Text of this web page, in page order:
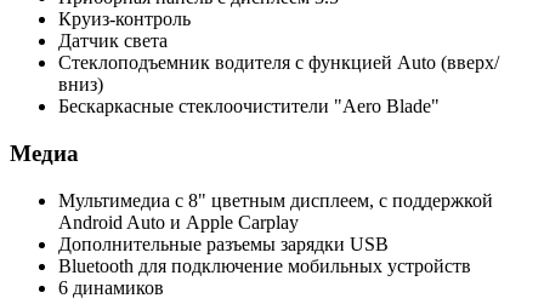
Круиз-контроль
Датчик света
Стеклоподъемник водителя с функцией Auto (вверх/
вниз)
Бескаркасные стеклоочистители "Aero Blade"
Медиа
Мультимедиа с 8" цветным дисплеем, с поддержкой
Android Auto и Apple Carplay
Дополнительные разъемы зарядки USB
Bluetooth для подключение мобильных устройств
6 динамиков